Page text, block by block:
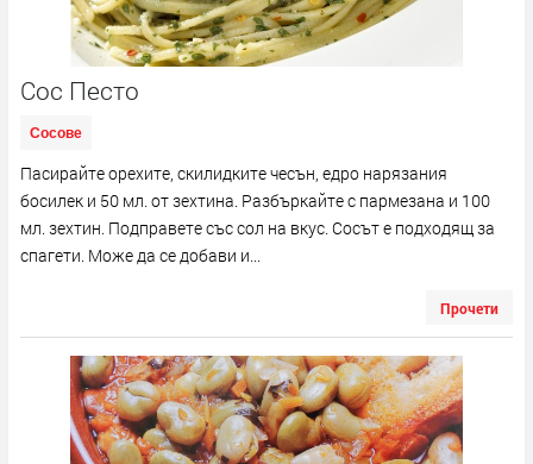
Сос Песто
Сосове
Пасирайте орехите, скилидките чесън, едро нарязания
босилек и 50 мл. от зехтина. Разбъркайте с пармезана и 100
мл. зехтин. Подправете със сол на вкус. Сосът е подходящ за
спагети. Може да се добави и...
Прочети